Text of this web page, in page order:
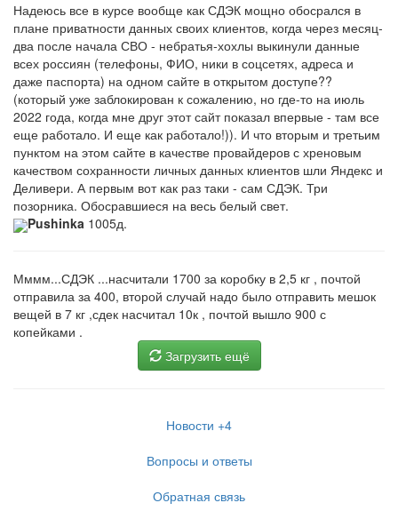
Надеюсь все в курсе вообще как СДЭК мощно обосрался в
плане приватности данных своих клиентов, когда через месяц-
два после начала СВО - небратья-хохлы выкинули данные
всех россиян (телефоны, ФИО, ники в соцсетях, адреса и
даже паспорта) на одном сайте в открытом доступе??
(который уже заблокирован к сожалению, но где-то на июль
2022 года, когда мне друг этот сайт показал впервые - там все
еще работало. И еще как работало!)). И что вторым и третьим
пунктом на этом сайте в качестве провайдеров с хреновым
качеством сохранности личных данных клиентов шли Яндекс и
Деливери. А первым вот как раз таки - сам СДЭК. Три
позорника. Обосравшиеся на весь белый свет.
Pushinka 1005д.
Мммм...СДЭК ...насчитали 1700 за коробку в 2,5 кг , почтой
отправила за 400, второй случай надо было отправить мешок
вещей в 7 кг ,сдек насчитал 10к , почтой вышло 900 с
копейками .
Загрузить ещё
Новости +4
Вопросы и ответы
Обратная связь